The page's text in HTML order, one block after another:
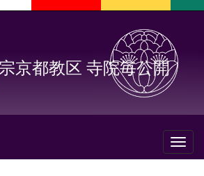
京都教区 寺院毎公開
Toggle